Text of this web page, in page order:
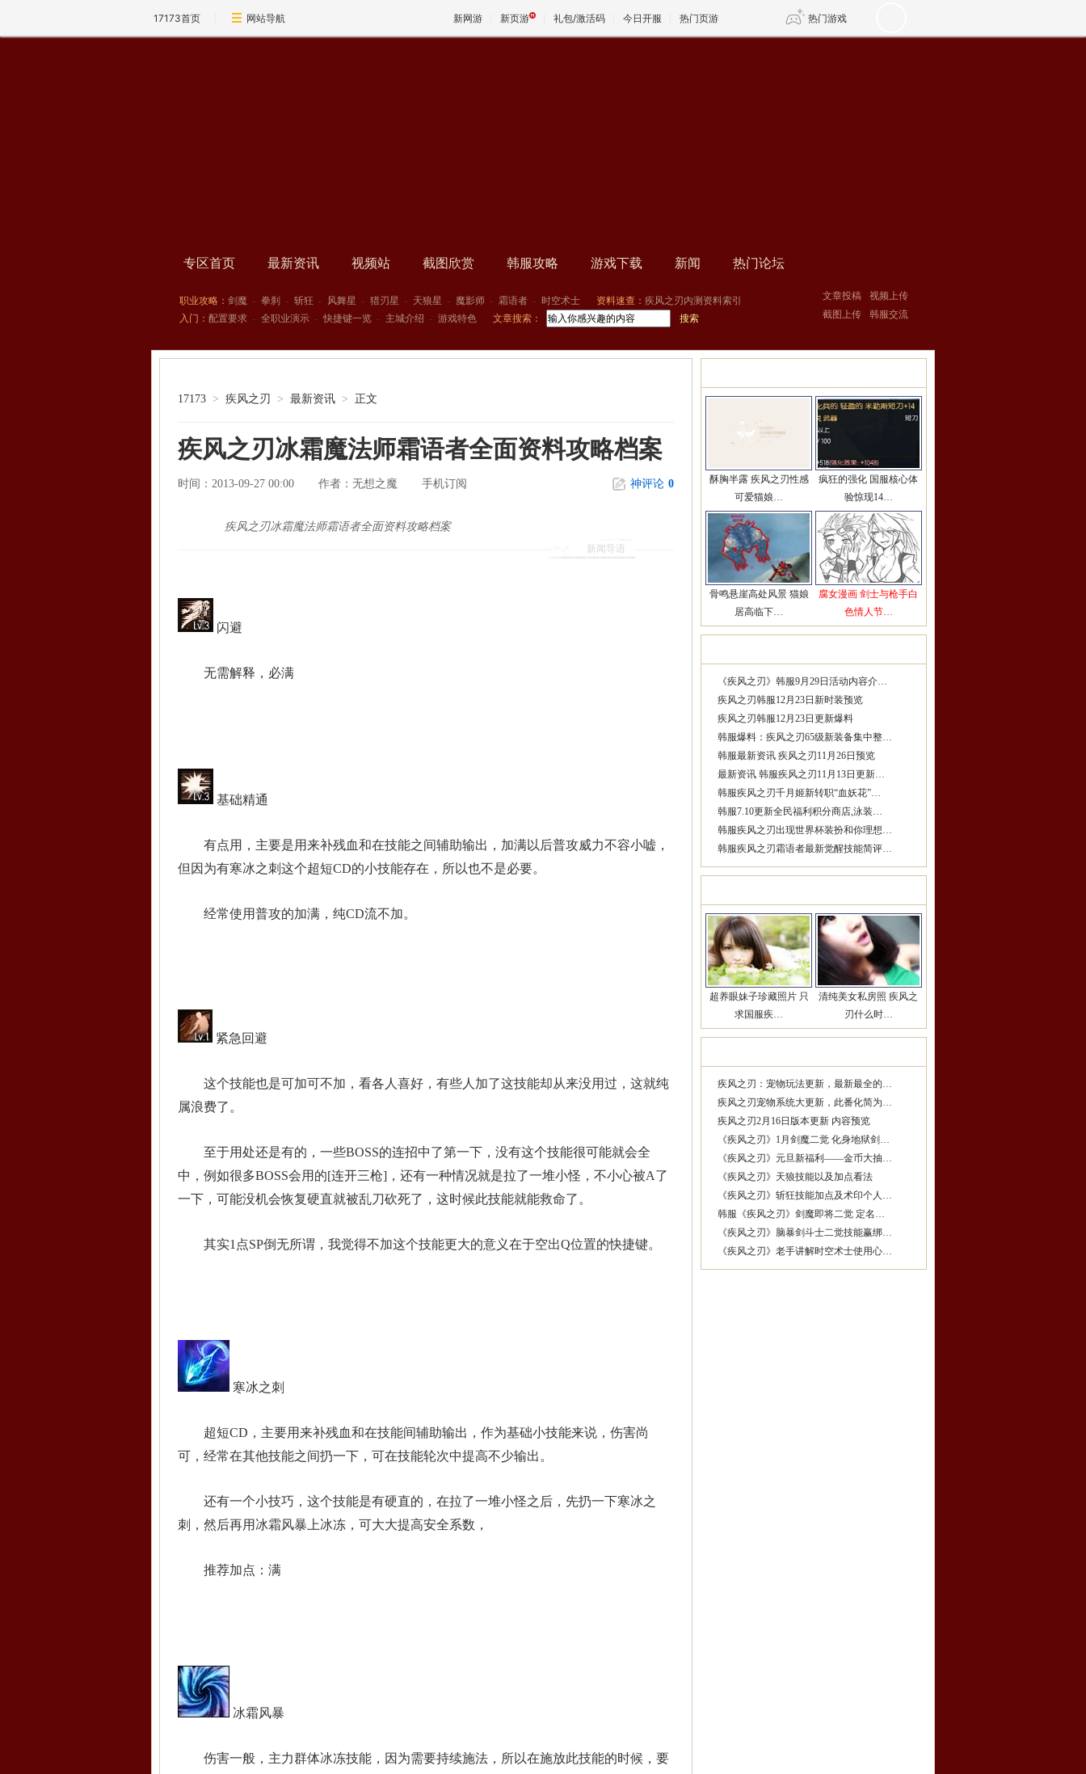
17173首页 网站导航 新网游 新页游 礼包/激活码 今日开服 热门页游 热门游戏
专区首页 最新资讯 视频站 截图欣赏 韩服攻略 游戏下载 新闻 热门论坛
职业攻略： 剑魔 - 拳刹 - 斩狂 - 风舞星 - 猎刃星 - 天狼星 - 魔影师 - 霜语者 - 时空术士 资料速查： 疾风之刃内测资料索引
入门： 配置要求 - 全职业演示 - 快捷键一览 - 主城介绍 - 游戏特色 文章搜索：
文章投稿
视频上传
截图上传
韩服交流
17173 > 疾风之刃 > 最新资讯 > 正文
疾风之刃冰霜魔法师霜语者全面资料攻略档案
时间：2013-09-27 00:00 作者： 无想之魔 手机订阅 神评论 0
新闻导语
疾风之刃冰霜魔法师霜语者全面资料攻略档案
闪避
无需解释，必满
基础精通
有点用，主要是用来补残血和在技能之间辅助输出，加满以后普攻威力不容小嘘，
但因为有寒冰之刺这个超短CD的小技能存在，所以也不是必要。
经常使用普攻的加满，纯CD流不加。
紧急回避
这个技能也是可加可不加，看各人喜好，有些人加了这技能却从来没用过，这就纯
属浪费了。
至于用处还是有的，一些BOSS的连招中了第一下，没有这个技能很可能就会全
中，例如很多BOSS会用的[连开三枪]，还有一种情况就是拉了一堆小怪，不小心被A了
一下，可能没机会恢复硬直就被乱刀砍死了，这时候此技能就能救命了。
其实1点SP倒无所谓，我觉得不加这个技能更大的意义在于空出Q位置的快捷键。
寒冰之刺
超短CD，主要用来补残血和在技能间辅助输出，作为基础小技能来说，伤害尚
可，经常在其他技能之间扔一下，可在技能轮次中提高不少输出。
还有一个小技巧，这个技能是有硬直的，在拉了一堆小怪之后，先扔一下寒冰之
刺，然后再用冰霜风暴上冰冻，可大大提高安全系数，
推荐加点：满
冰霜风暴
伤害一般，主力群体冰冻技能，因为需要持续施法，所以在施放此技能的时候，要
酥胸半露 疾风之刃性感
可爱猫娘…
疯狂的强化 国服核心体
验惊现14…
骨鸣悬崖高处风景 猫娘
居高临下…
腐女漫画 剑士与枪手白
色情人节…
《疾风之刃》韩服9月29日活动内容介…
疾风之刃韩服12月23日新时装预览
疾风之刃韩服12月23日更新爆料
韩服爆料：疾风之刃65级新装备集中整…
韩服最新资讯 疾风之刃11月26日预览
最新资讯 韩服疾风之刃11月13日更新…
韩服疾风之刃千月姬新转职“血妖花”…
韩服7.10更新全民福利积分商店,泳装…
韩服疾风之刃出现世界杯装扮和你理想…
韩服疾风之刃霜语者最新觉醒技能简评…
超养眼妹子珍藏照片 只
求国服疾…
清纯美女私房照 疾风之
刃什么时…
疾风之刃：宠物玩法更新，最新最全的…
疾风之刃宠物系统大更新，此番化简为…
疾风之刃2月16日版本更新 内容预览
《疾风之刃》1月剑魔二觉 化身地狱剑…
《疾风之刃》元旦新福利——金币大抽…
《疾风之刃》天狼技能以及加点看法
《疾风之刃》斩狂技能加点及术印个人…
韩服《疾风之刃》剑魔即将二觉 定名…
《疾风之刃》脑暴剑斗士二觉技能赢绑…
《疾风之刃》老手讲解时空术士使用心…